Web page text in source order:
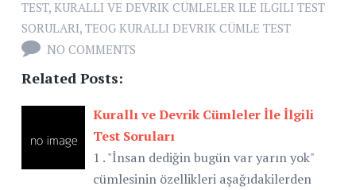
TEST, KURALLI VE DEVRIK CÜMLELER ILE ILGILI TEST
SORULARI, TEOG KURALLI DEVRIK CÜMLE TEST
NO COMMENTS
Related Posts:
Kurallı ve Devrik Cümleler İle İlgili
Test Soruları
1 . "İnsan dediğin bugün var yarın yok"
cümlesinin özellikleri aşağıdakilerden